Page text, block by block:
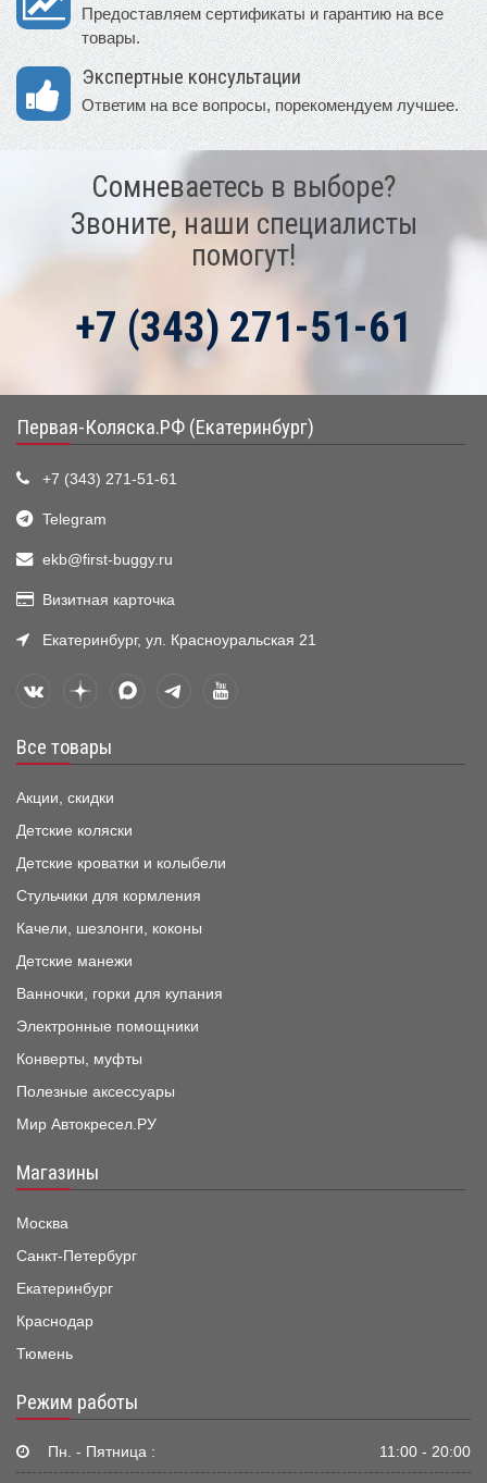
Предоставляем сертификаты и гарантию на все
товары.
Экспертные консультации
Ответим на все вопросы, порекомендуем лучшее.
Сомневаетесь в выборе?
Звоните, наши специалисты
помогут!
+7 (343) 271-51-61
Первая-Коляска.РФ (Екатеринбург)
+7 (343) 271-51-61
Telegram
ekb@first-buggy.ru
Визитная карточка
Екатеринбург, ул. Красноуральская 21
Все товары
Акции, скидки
Детские коляски
Детские кроватки и колыбели
Стульчики для кормления
Качели, шезлонги, коконы
Детские манежи
Ванночки, горки для купания
Электронные помощники
Конверты, муфты
Полезные аксессуары
Мир Автокресел.РУ
Магазины
Москва
Санкт-Петербург
Екатеринбург
Краснодар
Тюмень
Режим работы
Пн. - Пятница : 11:00 - 20:00